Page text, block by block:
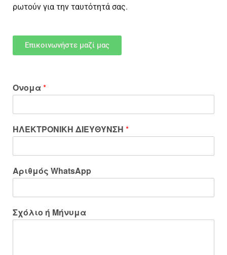
ρωτούν για την ταυτότητά σας.
Επικοινωνήστε μαζί μας
Ονομα*
ΗΛΕΚΤΡΟΝΙΚΗ ΔΙΕΥΘΥΝΣΗ *
Αριθμός WhatsApp
Σχόλιο ή Μήνυμα